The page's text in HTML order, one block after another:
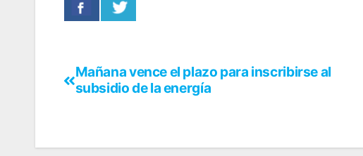
Mañana vence el plazo para inscribirse al
subsidio de la energía